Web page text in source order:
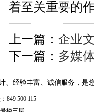
着至关重要的
上一篇： 企业
下一篇： 多媒
、经验丰富、诚信服务，是
849 500 115
楼三层